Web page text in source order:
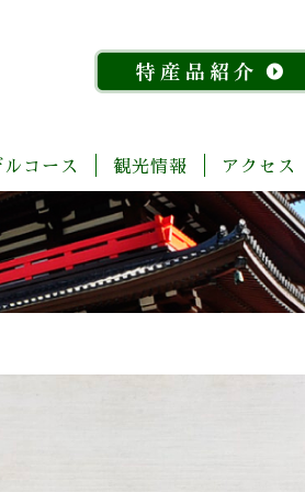
コース
ま
る
ご
と
玉
名
池
川
流
域
「足
観光情報
自
然・
景
観
歴
史・
文
化
温
泉
体
験・
レ
ジ
ャ
ー
宿
泊
施
設
飲
食
店
物
産
館
特
産
品
紹
介
アクセス